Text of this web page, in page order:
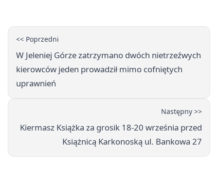
<< Poprzedni
W Jeleniej Górze zatrzymano dwóch nietrzeźwych
kierowców jeden prowadził mimo cofniętych
uprawnień
Następny >>
Kiermasz Książka za grosik 18-20 września przed
Książnicą Karkonoską ul. Bankowa 27